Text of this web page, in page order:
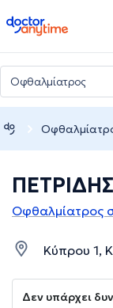
doctoranytime
Οφθαλμίατρος
Κύπρου 1,
Δεν υπάρχει